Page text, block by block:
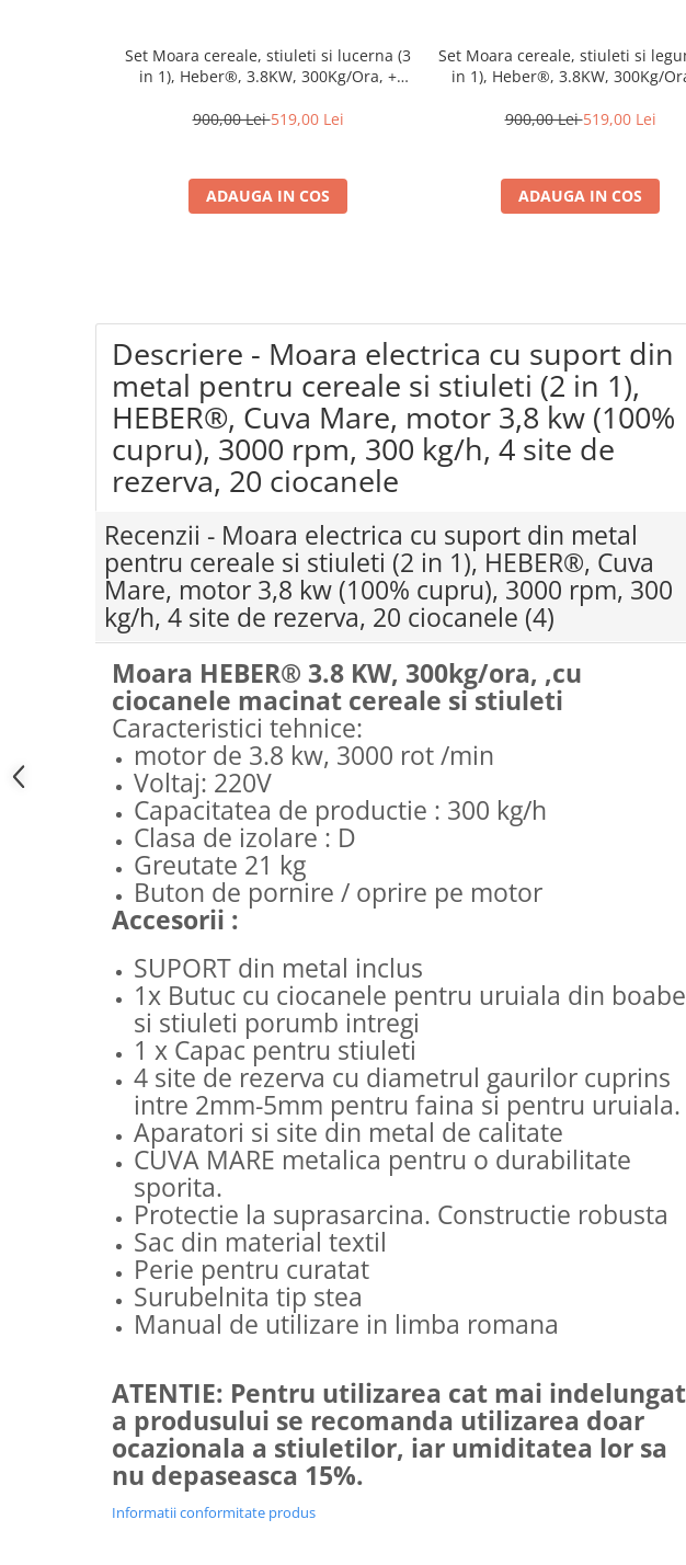
Baterii de bucatarie
Betoniere si vibratoare beton
Produse uz casnic
Seminee electrice
Convectoare si aeroterme electrice
Set Moara cereale, stiuleti si lucerna (3
in 1), Heber®, 3.8KW, 300Kg/Ora, +
900,00 Lei519,00 Lei
ADAUGA IN COS
Set Moara cereale, stiuleti si
in 1), Heber®, 3.8KW, 300Kg/
900,00 Lei519,00 Lei
ADAUGA IN COS
Descriere - Moara electrica cu suport din
metal pentru cereale si stiuleti (2 in 1),
HEBER®, Cuva Mare, motor 3,8 kw (100%
cupru), 3000 rpm, 300 kg/h, 4 site de
rezerva, 20 ciocanele
Recenzii - Moara electrica cu suport din metal
pentru cereale si stiuleti (2 in 1), HEBER®, Cuva
Mare, motor 3,8 kw (100% cupru), 3000 rpm, 300
kg/h, 4 site de rezerva, 20 ciocanele (4)
Moara HEBER® 3.8 KW, 300kg/ora, ,cu
ciocanele macinat cereale si stiuleti
Caracteristici tehnice:
motor de 3.8 kw, 3000 rot /min
Voltaj: 220V
Capacitatea de productie : 300 kg/h
Clasa de izolare : D
Greutate 21 kg
Buton de pornire / oprire pe motor
Accesorii :
SUPORT din metal inclus
1x Butuc cu ciocanele pentru uruiala din boabe
si stiuleti porumb intregi
1 x Capac pentru stiuleti
4 site de rezerva cu diametrul gaurilor cuprins
intre 2mm-5mm pentru faina si pentru uruiala.
Aparatori si site din metal de calitate
CUVA MARE metalica pentru o durabilitate
sporita.
Protectie la suprasarcina. Constructie robusta
Sac din material textil
Perie pentru curatat
Surubelnita tip stea
Manual de utilizare in limba romana
ATENTIE: Pentru utilizarea cat mai
a produsului se recomanda utilizarea doar
ocazionala a stiuletilor, iar umiditatea lor sa
nu depaseasca 15%.
Informatii conformitate produs